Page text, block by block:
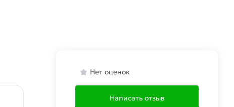
Нет оценок
Написать отзыв